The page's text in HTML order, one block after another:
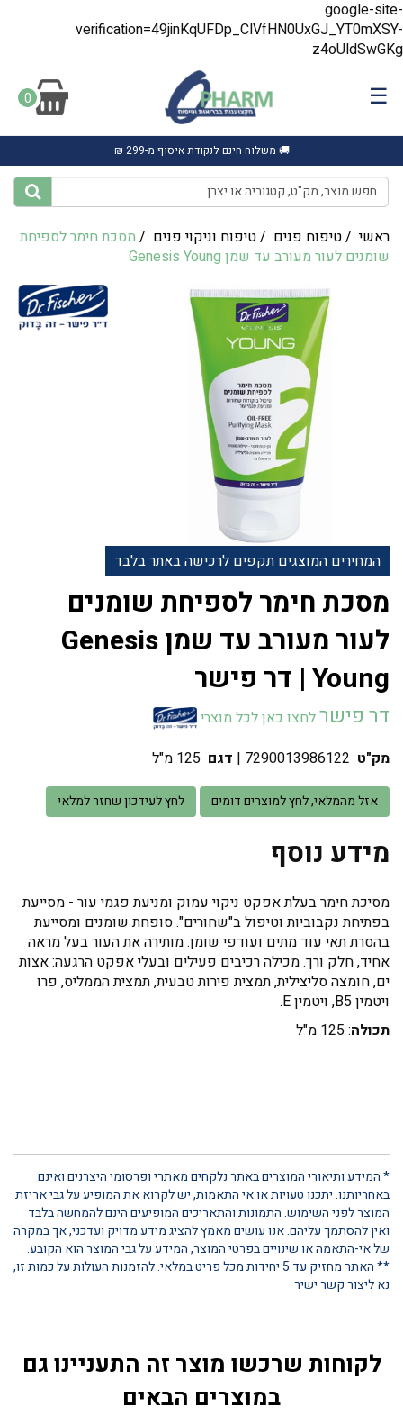
google-site-
verification=49jinKqUFDp_ClVfHN0UxGJ_YT0mXSY-
z4oUldSwGKg
☰
0
🚚 משלוח חינם לנקודת איסוף מ-299 ₪
ראשי /טיפוח פנים /טיפוח וניקוי פנים / מסכת חימר לספיחת
שומנים לעור מעורב עד שמן Genesis Young
המחירים המוצגים תקפים לרכישה באתר בלבד
מסכת חימר לספיחת שומנים
לעור מעורב עד שמן Genesis
Young | דר פישר
דר פישרלחצו כאן לכל מוצרי
מק"ט 7290013986122
| דגם 125 מ"ל
אזל מהמלאי, לחץ למוצרים דומים לחץ לעידכון שחזר למלאי
מידע נוסף
מסיכת חימר בעלת אפקט ניקוי עמוק ומניעת פגמי עור - מסייעת
בפתיחת נקבוביות וטיפול ב"שחורים". סופחת שומנים ומסייעת
בהסרת תאי עוד מתים ועודפי שומן. מותירה את העור בעל מראה
אחיד, חלק ורך. מכילה רכיבים פעילים ובעלי אפקט הרגעה: אצות
ים, חומצה סליצילית, תמצית פירות טבעית, תמצית הממליס, פרו
ויטמין B5, ויטמין E.
תכולה: 125 מ"ל
* המידע ותיאורי המוצרים באתר נלקחים מאתרי ופרסומי היצרנים ואינם
באחריותנו. יתכנו טעויות או אי התאמות, יש לקרוא את המופיע על גבי אריזת
המוצר לפני השימוש. התמונות והתאריכים המופיעים הינם להמחשה בלבד
ואין להסתמך עליהם. אנו עושים מאמץ להציג מידע מדויק ועדכני, אך במקרה
של אי-התאמה או שינויים בפרטי המוצר, המידע על גבי המוצר הוא הקובע.
** האתר מחזיק עד 5 יחידות מכל פריט במלאי. להזמנות העולות על כמות זו,
נא ליצור קשר ישיר
לקוחות שרכשו מוצר זה התעניינו גם
במוצרים הבאים